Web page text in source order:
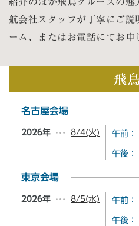
航会社スタッフが丁寧にご説
ーム、またはお電話にてお申
名古屋会場
2026年 8/4(火) 午前：
午後：
東京会場
2026年 8/5(水) 午前：
午後：